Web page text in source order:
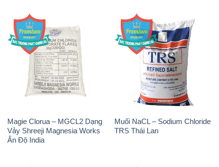
Magie Clorua – MGCL2 Dạng
Vảy Shreeji Magnesia Works
Ấn Độ India
Muối NaCL – Sodium Chloride
TRS Thái Lan